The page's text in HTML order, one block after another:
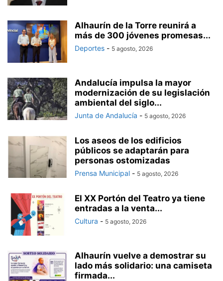
Alhaurín de la Torre reunirá a
más de 300 jóvenes promesas...
Deportes - 5 agosto, 2026
Andalucía impulsa la mayor
modernización de su legislación
ambiental del siglo...
Junta de Andalucía - 5 agosto, 2026
Los aseos de los edificios
públicos se adaptarán para
personas ostomizadas
Prensa Municipal - 5 agosto, 2026
El XX Portón del Teatro ya tiene
entradas a la venta...
Cultura - 5 agosto, 2026
Alhaurín vuelve a demostrar su
lado más solidario: una camiseta
firmada...